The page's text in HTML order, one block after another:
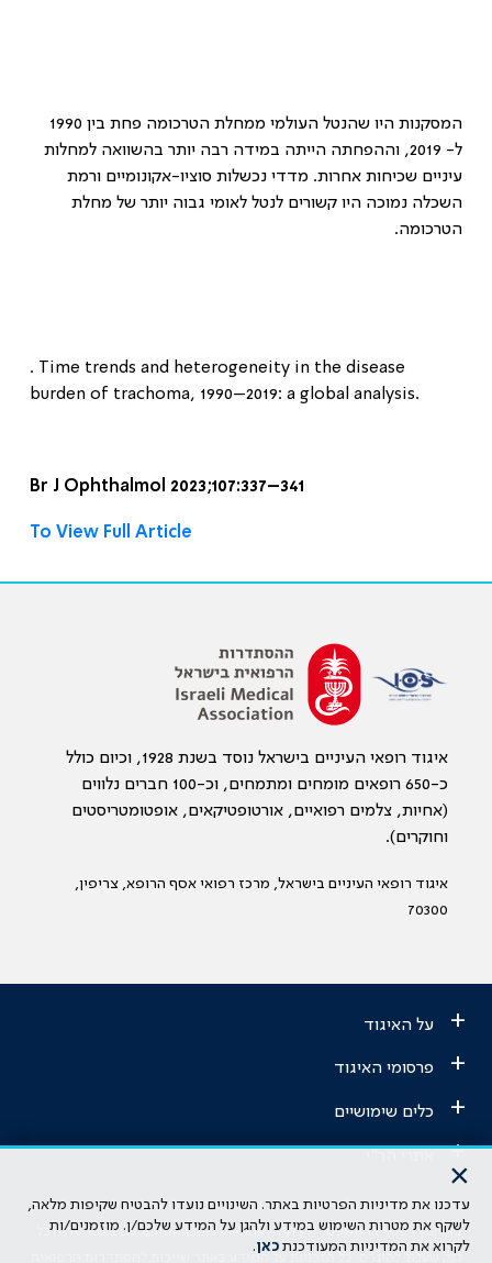
המסקנות היו שהנטל העולמי ממחלת הטרכומה פחת בין 1990
ל- 2019, וההפחתה הייתה במידה רבה יותר בהשוואה למחלות
עיניים שכיחות אחרות. מדדי נכשלות סוציו-אקונומיים ורמת
השכלה נמוכה היו קשורים לנטל לאומי גבוה יותר של מחלת
הטרכומה.
. Time trends and heterogeneity in the disease
burden of trachoma, 1990–2019: a global analysis.
Br J Ophthalmol 2023;107:337–341
To View Full Article
איגוד רופאי העיניים בישראל נוסד בשנת 1928, וכיום כולל
כ-650 רופאים מומחים ומתמחים, וכ-100 חברים נלווים
(אחיות, צלמים רפואיים, אורטופטיקאים, אופטומטריסטים
וחוקרים).
איגוד רופאי העיניים בישראל, מרכז רפואי אסף הרופא, צריפין,
70300
+ על האיגוד
+ פרסומי האיגוד
+ כלים שימושיים
+
הבהרה משפטית: כל נושא המופיע באתר זה נועד להשכלה בלבד ואין לראות
בו ייעוץ רפואי או משפטי. אין הר"י אחראית לתוכן המתפרסם באתר זה ולכל
×
עדכנו את מדיניות הפרטיות באתר. השינויים נועדו להבטיח שקיפות מלאה,
לשקף את מטרות השימוש במידע ולהגן על המידע שלכם/ן. מוזמנים/ות
לקרוא את המדיניות המעודכנת כאן.